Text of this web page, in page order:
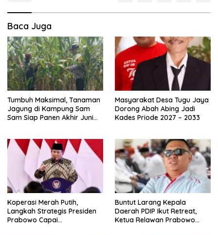
Baca Juga
Tumbuh Maksimal, Tanaman
Jagung di Kampung Sam
Sam Siap Panen Akhir Juni
Masyarakat Desa Tugu Jaya
Dorong Abah Abing Jadi
Kades Priode 2027 – 2033
Koperasi Merah Putih,
Langkah Strategis Presiden
Prabowo Capai
Buntut Larang Kepala
Daerah PDIP Ikut Retreat,
Ketua Relawan Prabowo